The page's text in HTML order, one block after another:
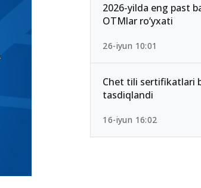
2026-yilda eng past
OTMlar ro‘yxati
26-iyun 10:01
Chet tili sertifikatlari
tasdiqlandi
16-iyun 16:02